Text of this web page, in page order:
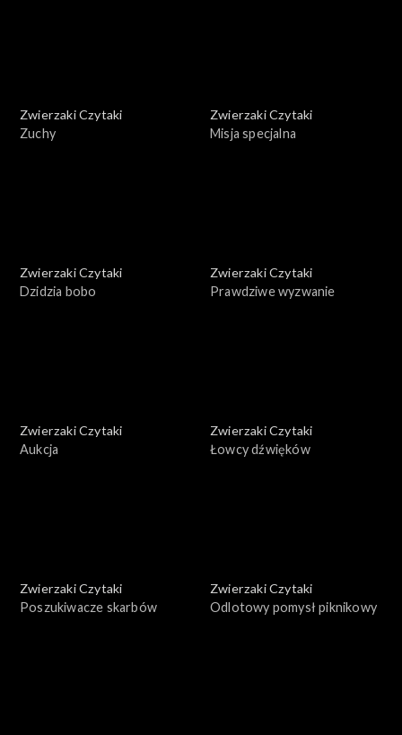
Zwierzaki Czytaki
Zuchy
Zwierzaki Czytaki
Misja specjalna
Zwierzaki Czytaki
Dzidzia bobo
Zwierzaki Czytaki
Prawdziwe wyzwanie
Zwierzaki Czytaki
Aukcja
Zwierzaki Czytaki
Łowcy dźwięków
Zwierzaki Czytaki
Poszukiwacze skarbów
Zwierzaki Czytaki
Odlotowy pomysł piknikowy